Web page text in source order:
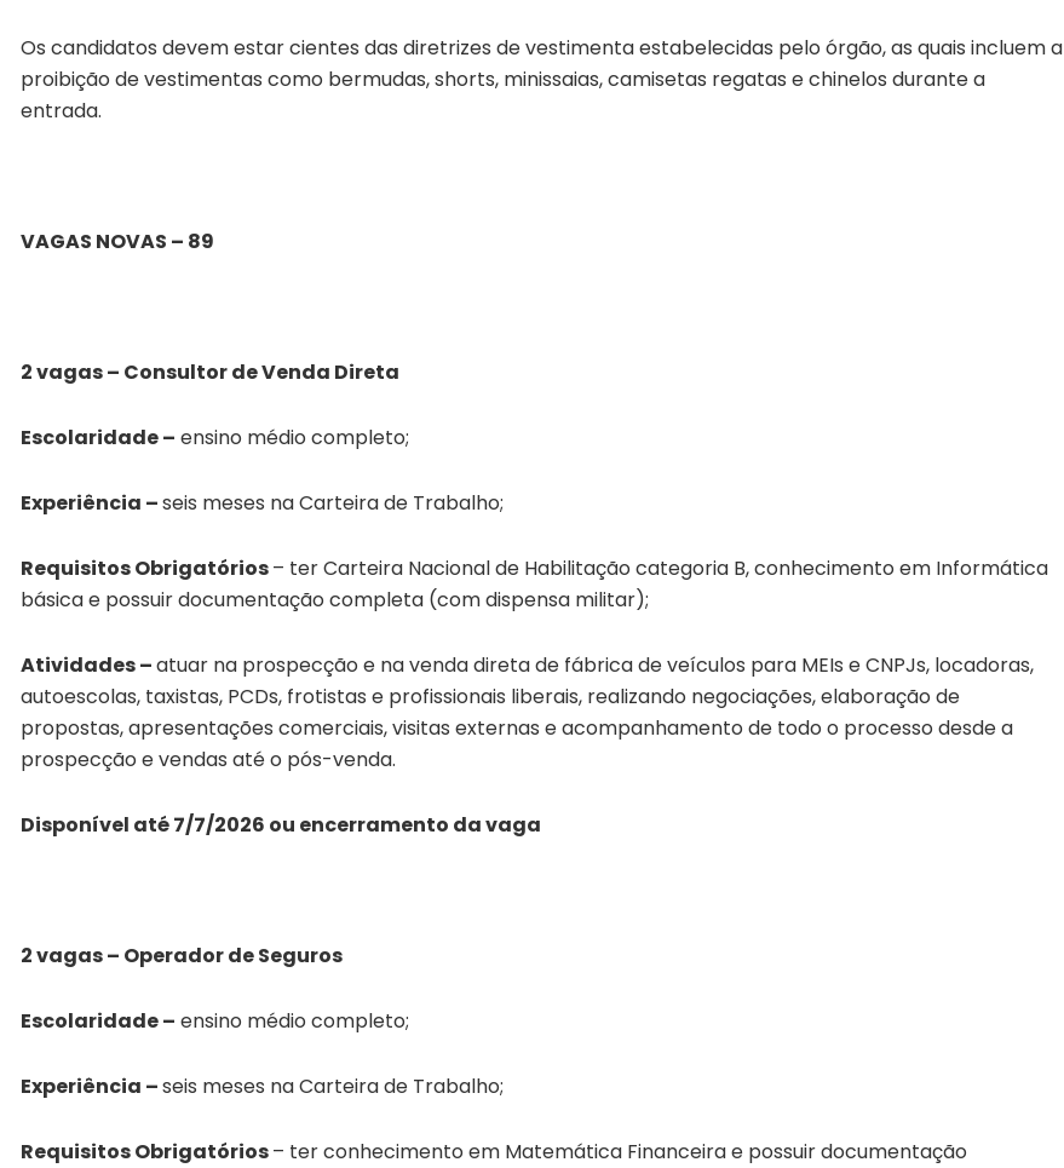
Os candidatos devem estar cientes das diretrizes de vestimenta estabelecidas pelo órgão, as quais incluem a
proibição de vestimentas como bermudas, shorts, minissaias, camisetas regatas e chinelos durante a
entrada.
VAGAS NOVAS – 89
2 vagas – Consultor de Venda Direta
Escolaridade – ensino médio completo;
Experiência –seis meses na Carteira de Trabalho;
Requisitos Obrigatórios– ter Carteira Nacional de Habilitação categoria B, conhecimento em Informática
básica e possuir documentação completa (com dispensa militar);
Atividades –atuar na prospecção e na venda direta de fábrica de veículos para MEIs e CNPJs, locadoras,
autoescolas, taxistas, PCDs, frotistas e profissionais liberais, realizando negociações, elaboração de
propostas, apresentações comerciais, visitas externas e acompanhamento de todo o processo desde a
prospecção e vendas até o pós-venda.
Disponível até 7/7/2026 ou encerramento da vaga
2 vagas – Operador de Seguros
Escolaridade – ensino médio completo;
Experiência –seis meses na Carteira de Trabalho;
Requisitos Obrigatórios– ter conhecimento em Matemática Financeira e possuir documentação